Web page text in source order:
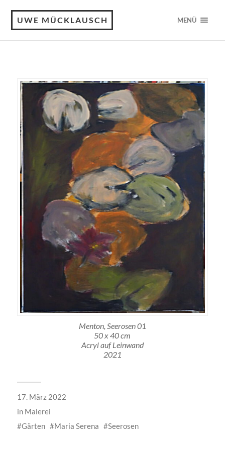
UWE MÜCKLAUSCH MENÜ
Menton, Seerosen 01
50 x 40 cm
Acryl auf Leinwand
2021
17. März 2022
in Malerei
Gärten
Maria Serena Seerosen